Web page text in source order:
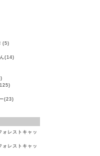
(5)
(14)
(23)
ォレストキャッ
ォレストキャッ